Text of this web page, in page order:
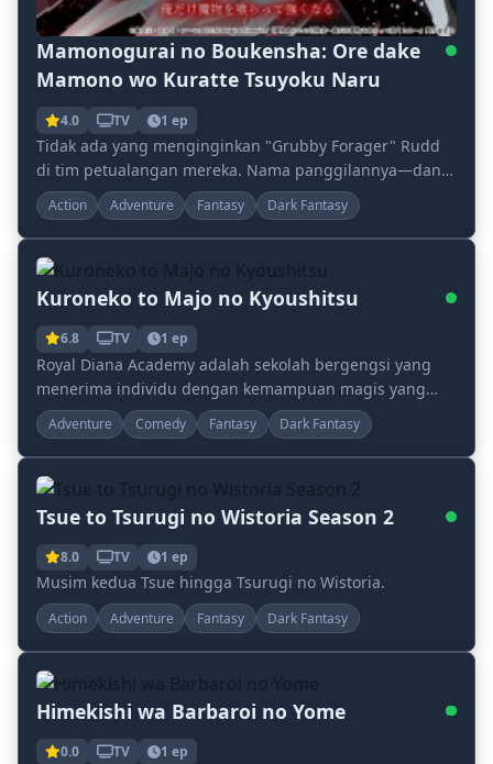
Mamonogurai no Boukensha: Ore dake
Mamono wo Kuratte Tsuyoku Naru
4.0 TV 1 ep
Tidak ada yang menginginkan "Grubby Forager" Rudd
di tim petualangan mereka. Nama panggilannya—dan
bau busuknya—berasal dari perjalanannya yang
terus-...
Action Adventure Fantasy Dark Fantasy
Kuroneko to Majo no Kyoushitsu
6.8 TV 1 ep
Royal Diana Academy adalah sekolah bergengsi yang
menerima individu dengan kemampuan magis yang
mahir. Setelah lulus, para siswa ini mendapati diri me...
Adventure Comedy Fantasy Dark Fantasy
Tsue to Tsurugi no Wistoria Season 2
8.0 TV 1 ep
Musim kedua Tsue hingga Tsurugi no Wistoria.
Action Adventure Fantasy Dark Fantasy
Himekishi wa Barbaroi no Yome
0.0 TV 1 ep